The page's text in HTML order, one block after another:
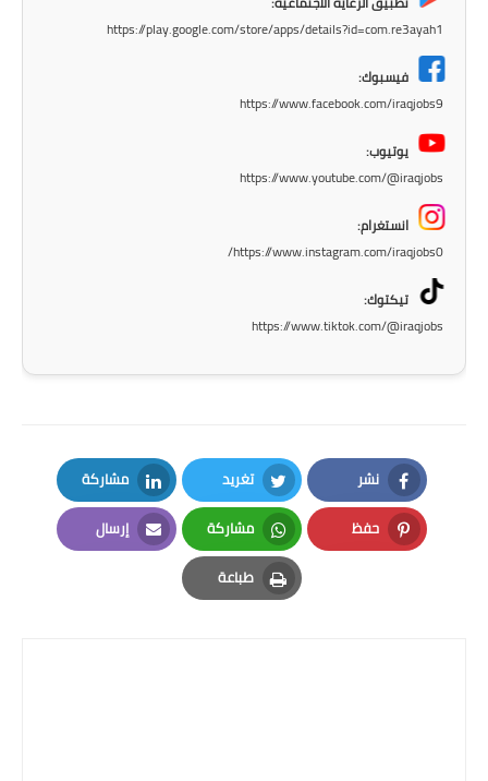
المرحلة الابتدائية
العطل
صحة وطب
فن ومشاهير
العامة
https://play.google.com/store/apps/details?id=com.re3ayah1
فيسبوك:
https://www.facebook.com/iraqjobs9
يوتيوب:
https://www.youtube.com/@iraqjobs
انستغرام:
https://www.instagram.com/iraqjobs0/
تيكتوك:
https://www.tiktok.com/@iraqjobs
نشر
Facebook
تغريد
Twitter
مشاركة
LinkedIn
حفظ
Pinterest
مشاركة
Whatsapp
إرسال
Email
طباعة
Print